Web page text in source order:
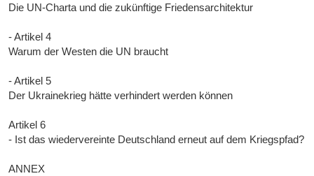
Die UN-Charta und die zukünftige Friedensarchitektur
- Artikel 4
Warum der Westen die UN braucht
- Artikel 5
Der Ukrainekrieg hätte verhindert werden können
Artikel 6
- Ist das wiedervereinte Deutschland erneut auf dem Kriegspfad?
ANNEX